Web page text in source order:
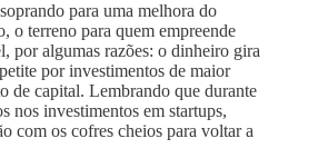
para uma melhora do
o terreno para quem empreende
por algumas razões: o dinheiro gira
por investimentos de maior
de capital. Lembrando que durante
nos investimentos em startups,
com os cofres cheios para voltar a